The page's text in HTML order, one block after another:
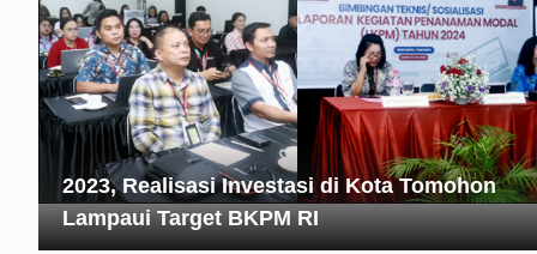
2023, Realisasi Investasi di Kota Tomohon
Lampaui Target BKPM RI